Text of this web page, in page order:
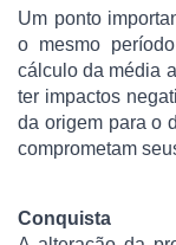
Um ponto
o mesmo
cálculo da média
ter impactos
da origem para o
comprometam
Conquista